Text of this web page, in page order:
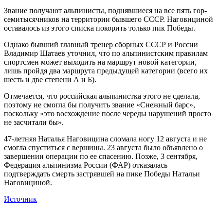
Звание получают альпинисты, поднявшиеся на все пять гор-
семитысячников на территории бывшего СССР. Наговициной
оставалось из этого списка покорить только пик Победы.
Однако бывший главный тренер сборных СССР и России
Владимир Шатаев уточнил, что по альпинистским правилам
спортсмен может выходить на маршрут новой категории,
лишь пройдя два маршрута предыдущей категории (всего их
шесть и две степени А и Б).
Отмечается, что российская альпинистка этого не сделала,
поэтому не смогла бы получить звание «Снежный барс»,
поскольку «это восхождение после череды нарушений просто
не засчитали бы».
47-летняя Наталья Наговицина сломала ногу 12 августа и не
смогла спуститься с вершины. 23 августа было объявлено о
завершении операции по ее спасению. Позже, 3 сентября,
Федерация альпинизма России (ФАР) отказалась
подтверждать смерть застрявшей на пике Победы Натальи
Наговициной.
Источник